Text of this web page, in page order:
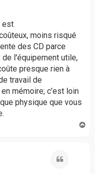
est
moins risqué
des CD parce
l'équipement utile,
presque rien à
travail de
mémoire; c'est loin
physique que vous